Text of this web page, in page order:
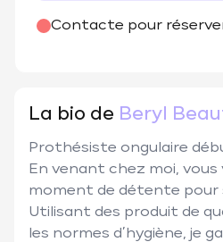
Contacte pour
@beryl_bty
La bio de Beryl
Prothésiste ongulaire
En venant chez moi,
moment de détente pour
Utilisant des produit de
les normes d’hygiène, je